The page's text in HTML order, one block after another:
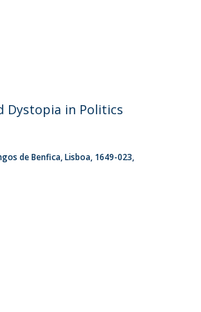
Dystopia in Politics
de Benfica, Lisboa 1649-023